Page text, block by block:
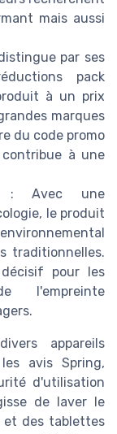
mais aussi
par ses
pack
à un prix
marques
du code promo
à une
: Avec une
le produit
traditionnelles.
pour les
l'empreinte
appareils
avis Spring,
d'utilisation
de laver le
et des tablettes